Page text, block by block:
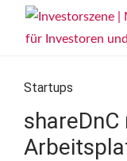
Startups